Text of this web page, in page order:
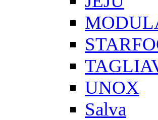
UNOX
Salva